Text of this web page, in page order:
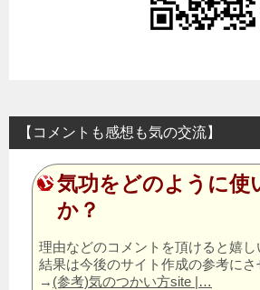
【コメントも感想も気の交流】
気功をどのように使
か？
理由などのコメントを頂けると嬉
結果は今後のサイト作成の参考にさ
→ (参考)気のつかい方site |…